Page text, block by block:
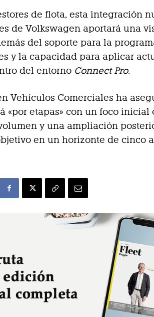
de flota, esta integración
de Volkswagen aportará una
del soporte para la
y la capacidad para aplicar
del entorno Connect Pro.
Vehículos Comerciales ha
«por etapas» con un foco inicial
y una ampliación
en un horizonte de cinco